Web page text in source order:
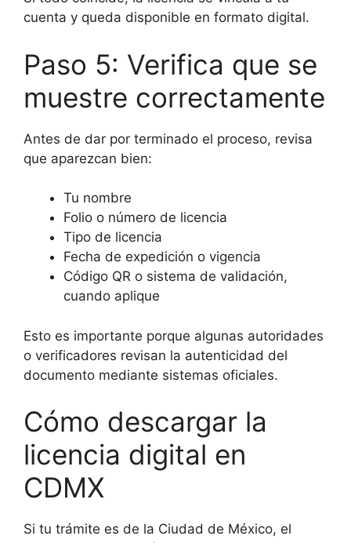
cuenta y queda disponible en formato digital.
Paso 5: Verifica que se
muestre correctamente
Antes de dar por terminado el proceso, revisa
que aparezcan bien:
Tu nombre
Folio o número de licencia
Tipo de licencia
Fecha de expedición o vigencia
Código QR o sistema de validación,
cuando aplique
Esto es importante porque algunas autoridades
o verificadores revisan la autenticidad del
documento mediante sistemas oficiales.
Cómo descargar la
licencia digital en
CDMX
Si tu trámite es de la Ciudad de México, el